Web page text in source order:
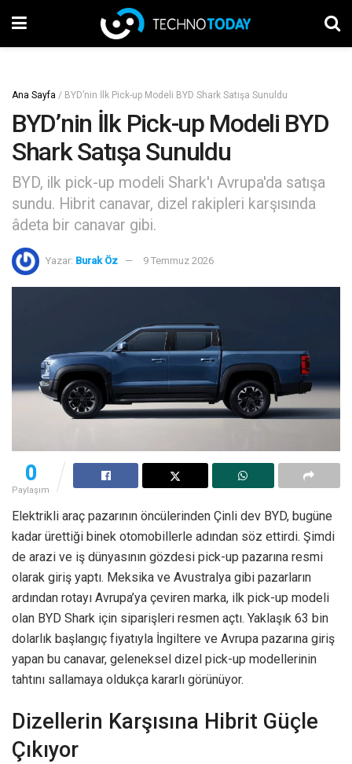
Ana Sayfa / BYD’nin İlk Pick-up Modeli BYD Shark Satışa Sunuldu
BYD’nin İlk Pick-up Modeli BYD
Shark Satışa Sunuldu
BYD, ilk pick-up modeli Shark'ı Avrupa'da satışa
sundu. Hibrit canavar, dizel rakipleri karşısında
âdeta bir canavar gibi.
Yazar: Burak Öz 9 Temmuz 2026
0
Paylaşım
Elektrikli araç pazarının öncülerinden Çinli dev BYD, bugüne
kadar ürettiği binek otomobillerle adından söz ettirdi. Şimdi
de arazi ve iş dünyasının gözdesi pick-up pazarına resmi
olarak giriş yaptı. Meksika ve Avustralya gibi pazarların
ardından rotayı Avrupa’ya çeviren marka, ilk pick-up modeli
olan BYD Shark için siparişleri resmen açtı. Yaklaşık 63 bin
dolarlık başlangıç fiyatıyla İngiltere ve Avrupa pazarına giriş
yapan bu canavar, geleneksel dizel pick-up modellerinin
tahtını sallamaya oldukça kararlı görünüyor.
Dizellerin Karşısına Hibrit Güçle
Çıkıyor